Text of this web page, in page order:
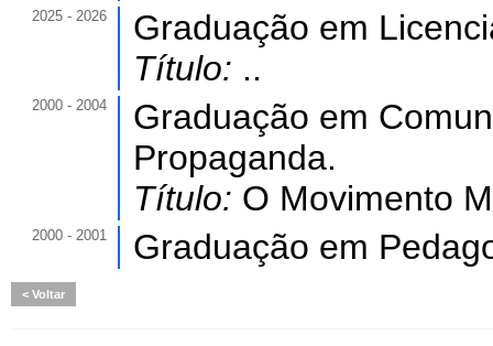
2025 - 2026
Graduação em
Título: ..
2000 - 2004
Graduação em
Propaganda.
Título: O Movimento
2000 - 2001 Graduação em
Voltar